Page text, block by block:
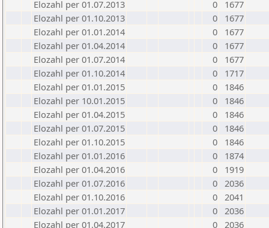
Elozahl per 01.07.2013
0
1677
Elozahl per 01.10.2013
0
1677
Elozahl per 01.01.2014
0
1677
Elozahl per 01.04.2014
0
1677
Elozahl per 01.07.2014
0
1677
Elozahl per 01.10.2014
0
1717
Elozahl per 01.01.2015
0
1846
Elozahl per 10.01.2015
0
1846
Elozahl per 01.04.2015
0
1846
Elozahl per 01.07.2015
0
1846
Elozahl per 01.10.2015
0
1846
Elozahl per 01.01.2016
0
1874
Elozahl per 01.04.2016
0
1919
Elozahl per 01.07.2016
0 2036
Elozahl per 01.10.2016
0 2041
Elozahl per 01.01.2017
0 2036
Elozahl per 01.04.2017
0 2036